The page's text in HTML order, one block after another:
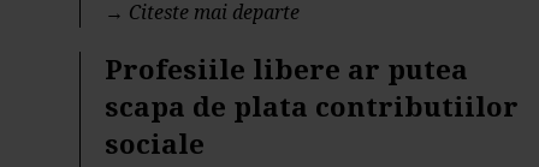
→ Citeste mai departe
Profesiile libere ar putea
scapa de plata contributiilor
sociale